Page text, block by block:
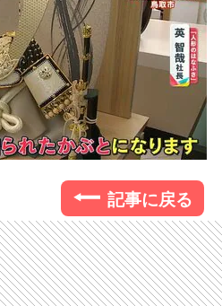
記事に戻る